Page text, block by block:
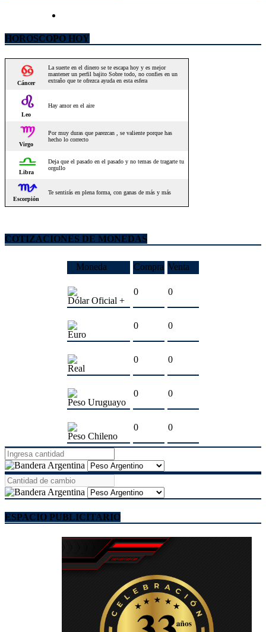
HOROSCOPO HOY
COTIZACIONES DE MONEDAS
Moneda Compra Venta
Dólar Oficial +
0 0
Euro
0 0
Real
0 0
Peso Uruguayo
0 0
Peso Chileno
0 0
ESPACIO PUBLICITARIO